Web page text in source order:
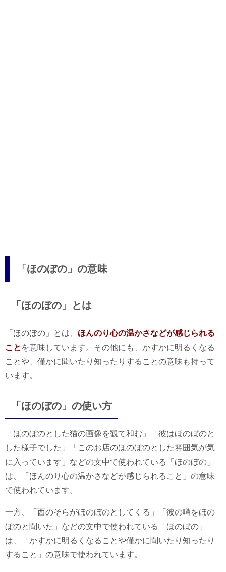
「ほのぼの」の意味
「ほのぼの」とは
「ほのぼの」とは、 ほんのり心の温かさなどが感じられる
こと を意味しています。その他にも、かすかに明るくなる
ことや、僅かに聞いたり知ったりすることの意味も持って
います。
「ほのぼの」の使い方
「ほのぼのとした猫の画像を観て和む」「彼はほのぼのと
した様子でした」「このお店のほのぼのとした雰囲気が気
に入っています」などの文中で使われている「ほのぼの」
は、「ほんのり心の温かさなどが感じられること」の意味
で使われています。
一方、「西のそらがほのぼのとしてくる」「彼の噂をほの
ぼのと聞いた」などの文中で使われている「ほのぼの」
は、「かすかに明るくなることや僅かに聞いたり知ったり
すること」の意味で使われています。